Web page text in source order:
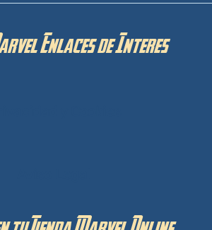
Enlaces de Interes